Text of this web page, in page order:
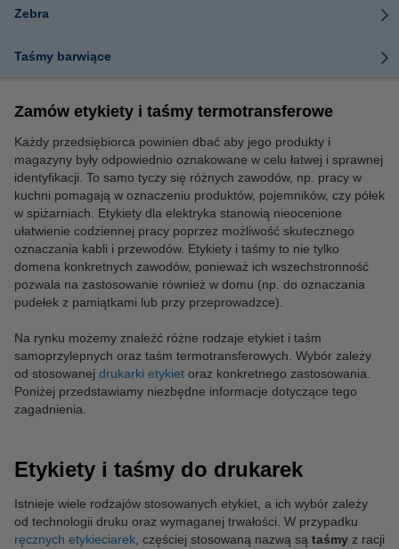
Zebra
Taśmy barwiące
Zamów etykiety i taśmy termotransferowe
Każdy przedsiębiorca powinien dbać aby jego produkty i
magazyny były odpowiednio oznakowane w celu łatwej i sprawnej
identyfikacji. To samo tyczy się różnych zawodów, np. pracy w
kuchni pomagają w oznaczeniu produktów, pojemników, czy półek
w spiżarniach. Etykiety dla elektryka stanowią nieocenione
ułatwienie codziennej pracy poprzez możliwość skutecznego
oznaczania kabli i przewodów. Etykiety i taśmy to nie tylko
domena konkretnych zawodów, ponieważ ich wszechstronność
pozwala na zastosowanie również w domu (np. do oznaczania
pudełek z pamiątkami lub przy przeprowadzce).
Na rynku możemy znaleźć różne rodzaje etykiet i taśm
samoprzylepnych oraz taśm termotransferowych. Wybór zależy
od stosowanej drukarki etykiet oraz konkretnego zastosowania.
Poniżej przedstawiamy niezbędne informacje dotyczące tego
zagadnienia.
Etykiety i taśmy do drukarek
Istnieje wiele rodzajów stosowanych etykiet, a ich wybór zależy
od technologii druku oraz wymaganej trwałości. W przypadku
ręcznych etykieciarek , częściej stosowaną nazwą są taśmy z racji